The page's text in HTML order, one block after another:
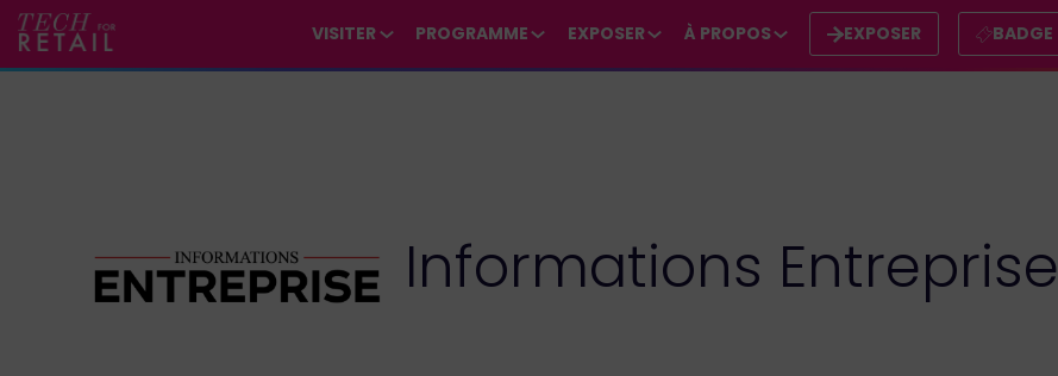
VISITER PROGRAMME EXPOSER À PROPOS EXPOSER BADGE
Informations Entreprise
*/*/
*/